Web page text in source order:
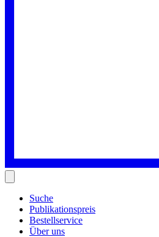
Suche
Publikationspreis
Bestellservice
Über uns